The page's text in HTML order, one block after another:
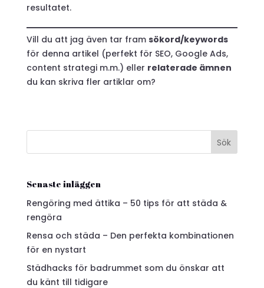
resultatet.
Vill du att jag även tar fram sökord/keywords
för denna artikel (perfekt för SEO, Google Ads,
content strategi m.m.) eller relaterade ämnen
du kan skriva fler artiklar om?
Sök
Senaste inläggen
Rengöring med ättika – 50 tips för att städa &
rengöra
Rensa och städa – Den perfekta kombinationen
för en nystart
Städhacks för badrummet som du önskar att
du känt till tidigare